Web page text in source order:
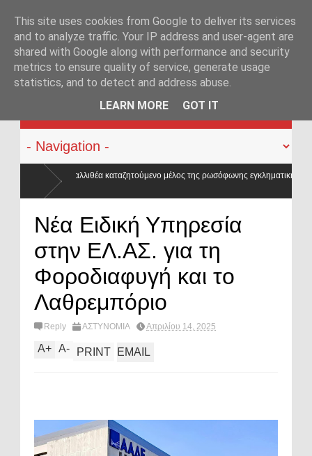
KATEHACKER
μέλος της ρωσόφωνης εγκληματικής οργάνωσης του
Νέα Ειδική Υπηρεσία
στην ΕΛ.ΑΣ. για τη
Φοροδιαφυγή και το
Λαθρεμπόριο
Reply ΑΣΤΥΝΟΜΙΑ Απριλίου 14, 2025
A+ A- PRINT EMAIL
This site uses cookies from Google to deliver its services
and to analyze traffic. Your IP address and user-agent are
shared with Google along with performance and security
metrics to ensure quality of service, generate usage
statistics, and to detect and address abuse.
LEARN MORE
GOT IT